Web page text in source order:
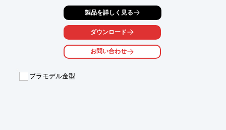
○微妙な調整ができる押しボタン式や
安定しやすく操作が簡単なハンドル式など
目的用途に合わせて選定する事が可能
○デザインワークに小物塗装に最適
【製品ラインナップ】
○ガンビス
○リッチエイトスプレーガン
製品を詳しく見る
ダウンロード
お問い合わせ
プラモデル金型